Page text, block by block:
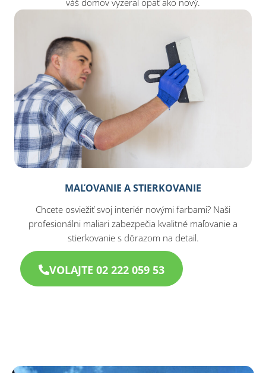
MAĽOVANIE A STIERKOVANIE
Chcete osviežiť svoj interiér novými farbami? Naši
profesionálni maliari zabezpečia kvalitné maľovanie a
stierkovanie s dôrazom na detail.
VOLAJTE 02 222 059 53